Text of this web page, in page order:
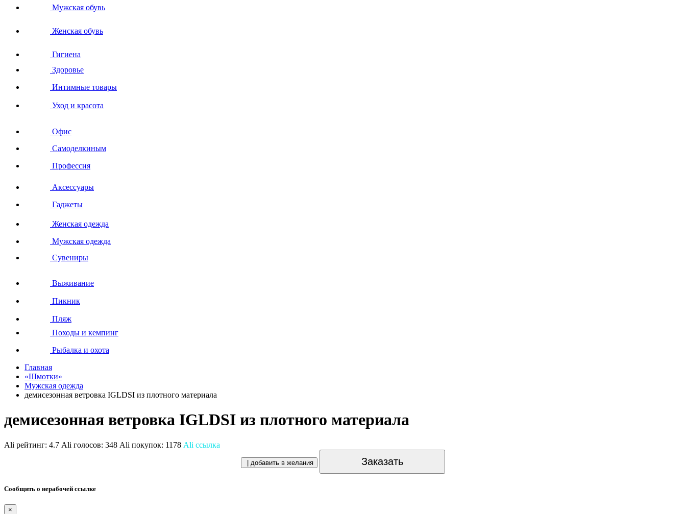
Мужская обувь
Женская обувь
Гигиена
Здоровье
Интимные товары
Уход и красота
Офис
Самоделкиным
Профессия
Аксессуары
Гаджеты
Женская одежда
Мужская одежда
Сувениры
Выживание
Пикник
Пляж
Походы и кемпинг
Рыбалка и охота
Главная
«Шмотки»
Мужская одежда
демисезонная ветровка IGLDSI из плотного материала
демисезонная ветровка IGLDSI из плотного материала
Ali рейтинг: 4.7 Ali голосов: 348 Ali покупок: 1178 Ali ссылка
| добавить в желания Заказать
Сообщить о нерабочей ссылке
×